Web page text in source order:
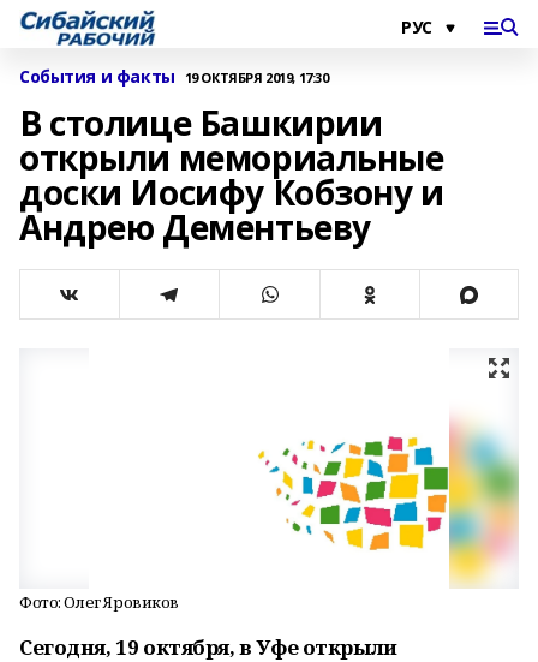
События и факты 19 ОКТЯБРЯ 2019, 17:30
В столице Башкирии
открыли мемориальные
доски Иосифу Кобзону и
Андрею Дементьеву
Фото: Олег Яровиков
Сегодня, 19 октября, в Уфе открыли